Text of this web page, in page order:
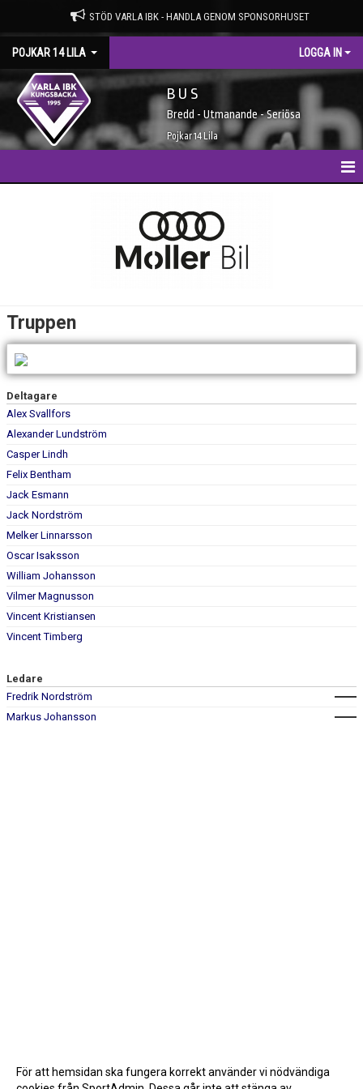
STÖD VARLA IBK - HANDLA GENOM SPONSORHUSET
POJKAR 14 LILA LOGGA IN
B U S
Bredd - Utmanande - Seriösa
Pojkar 14 Lila
TRUPPEN
Truppen
Deltagare
Alex Svallfors
Alexander Lundström
Casper Lindh
Felix Bentham
Jack Esmann
Jack Nordström
Melker Linnarsson
Oscar Isaksson
William Johansson
Vilmer Magnusson
Vincent Kristiansen
Vincent Timberg
Ledare
Fredrik Nordström
Markus Johansson
För att hemsidan ska fungera korrekt använder vi nödvändiga